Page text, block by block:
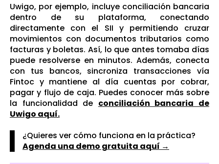
Uwigo, por ejemplo, incluye conciliación bancaria
dentro de su plataforma, conectando
directamente con el SII y permitiendo cruzar
movimientos con documentos tributarios como
facturas y boletas. Así, lo que antes tomaba días
puede resolverse en minutos. Además, conecta
con tus bancos, sincroniza transacciones vía
Fintoc y mantiene al día cuentas por cobrar,
pagar y flujo de caja. Puedes conocer más sobre
la funcionalidad de conciliación bancaria de
Uwigo aquí.
¿Quieres ver cómo funciona en la práctica?
Agenda una demo gratuita aquí →